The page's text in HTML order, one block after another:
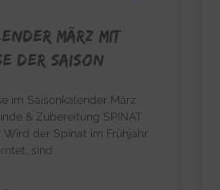
März mit
der Saison
im Saisonkalender März
& Zubereitung SPINAT
Wird der Spinat im Frühjahr
sind